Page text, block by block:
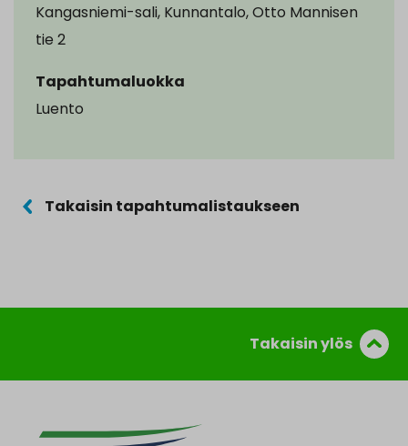
Kangasniemi-sali, Kunnantalo, Otto Mannisen
tie 2
Tapahtumaluokka
Luento
Takaisin tapahtumalistaukseen
Takaisin ylös